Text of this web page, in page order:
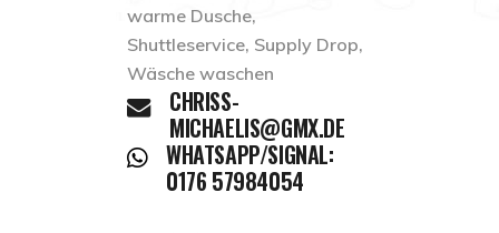
warme Dusche,
Shuttleservice, Supply Drop,
Wäsche waschen
CHRISS-
MICHAELIS@GMX.DE
WHATSAPP/SIGNAL:
0176 57984054